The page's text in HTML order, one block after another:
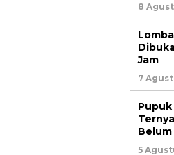
8
Jam
7
5